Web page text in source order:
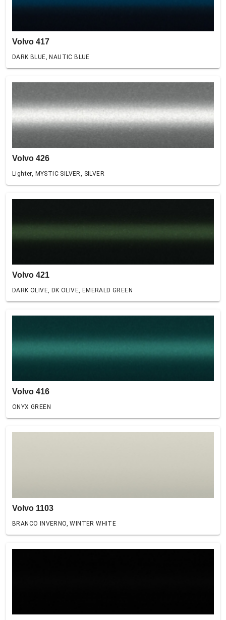
Volvo 417
DARK BLUE, NAUTIC BLUE
Volvo 426
Lighter, MYSTIC SILVER, SILVER
Volvo 421
DARK OLIVE, DK OLIVE, EMERALD GREEN
Volvo 416
ONYX GREEN
Volvo 1103
BRANCO INVERNO, WINTER WHITE